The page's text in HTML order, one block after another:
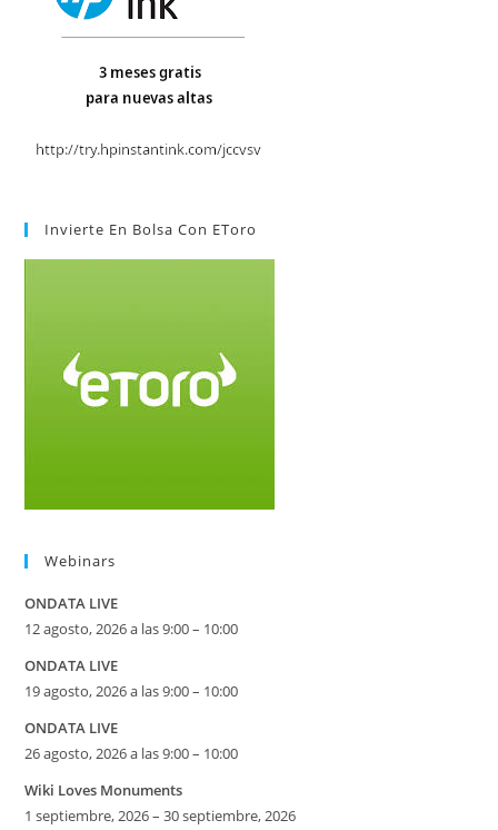
Invierte En Bolsa Con EToro
Webinars
ONDATA LIVE
12 agosto, 2026 a las 9:00 – 10:00
ONDATA LIVE
19 agosto, 2026 a las 9:00 – 10:00
ONDATA LIVE
26 agosto, 2026 a las 9:00 – 10:00
Wiki Loves Monuments
1 septiembre, 2026 – 30 septiembre, 2026